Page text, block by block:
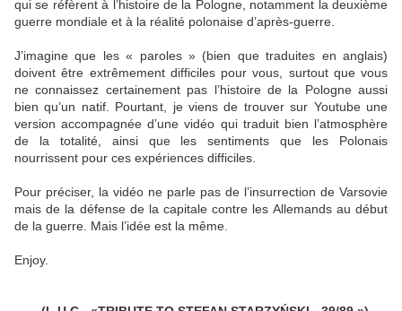
qui se réfèrent à l’histoire de la Pologne, notamment la deuxième
guerre mondiale et à la réalité polonaise d’après-guerre.
J’imagine que les « paroles » (bien que traduites en anglais)
doivent être extrêmement difficiles pour vous, surtout que vous
ne connaissez certainement pas l’histoire de la Pologne aussi
bien qu’un natif. Pourtant, je viens de trouver sur Youtube une
version accompagnée d’une vidéo qui traduit bien l’atmosphère
de la totalité, ainsi que les sentiments que les Polonais
nourrissent pour ces expériences difficiles.
Pour préciser, la vidéo ne parle pas de l’insurrection de Varsovie
mais de la défense de la capitale contre les Allemands au début
de la guerre. Mais l’idée est la même.
Enjoy.